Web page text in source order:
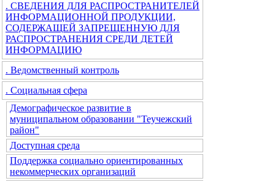
. СВЕДЕНИЯ ДЛЯ РАСПРОСТРАНИТЕЛЕЙ
ИНФОРМАЦИОННОЙ ПРОДУКЦИИ,
СОДЕРЖАЩЕЙ ЗАПРЕЩЕННУЮ ДЛЯ
РАСПРОСТРАНЕНИЯ СРЕДИ ДЕТЕЙ
ИНФОРМАЦИЮ
. Ведомственный контроль
. Социальная сфера
Демографическое развитие в
муниципальном образовании "Теучежский
район"
Доступная среда
Поддержка социально ориентированных
некоммерческих организаций